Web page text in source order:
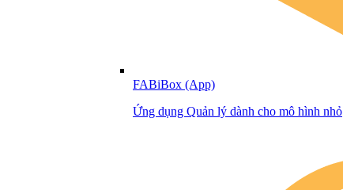
FABiBox (App)
Ứng dụng Quản lý dành cho mô hình nhỏ